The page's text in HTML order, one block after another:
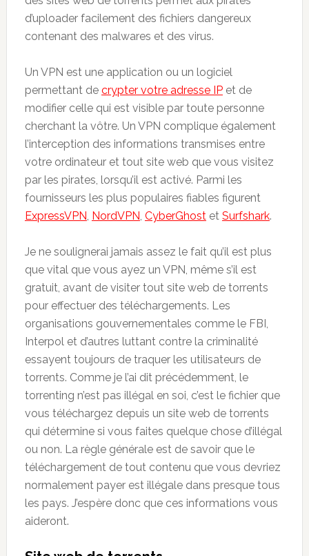
d’uploader facilement des fichiers dangereux
contenant des malwares et des virus.
Un VPN est une application ou un logiciel
permettant de crypter votre adresse IPet de
modifier celle qui est visible par toute personne
cherchant la vôtre. Un VPN complique également
l’interception des informations transmises entre
votre ordinateur et tout site web que vous visitez
par les pirates, lorsqu’il est activé. Parmi les
fournisseurs les plus populaires fiables figurent
ExpressVPN NordVPN CyberGhostet Surfshark.
Je ne soulignerai jamais assez le fait qu’il est plus
que vital que vous ayez un VPN, même s’il est
gratuit, avant de visiter tout site web de torrents
pour effectuer des téléchargements. Les
organisations gouvernementales comme le FBI,
Interpol et d’autres luttant contre la criminalité
essayent toujours de traquer les utilisateurs de
torrents. Comme je l’ai dit précédemment, le
torrenting n’est pas illégal en soi, c’est le fichier que
vous téléchargez depuis un site web de torrents
qui détermine si vous faites quelque chose d’illégal
ou non. La règle générale est de savoir que le
téléchargement de tout contenu que vous devriez
normalement payer est illégale dans presque tous
les pays. J’espère donc que ces informations vous
aideront.